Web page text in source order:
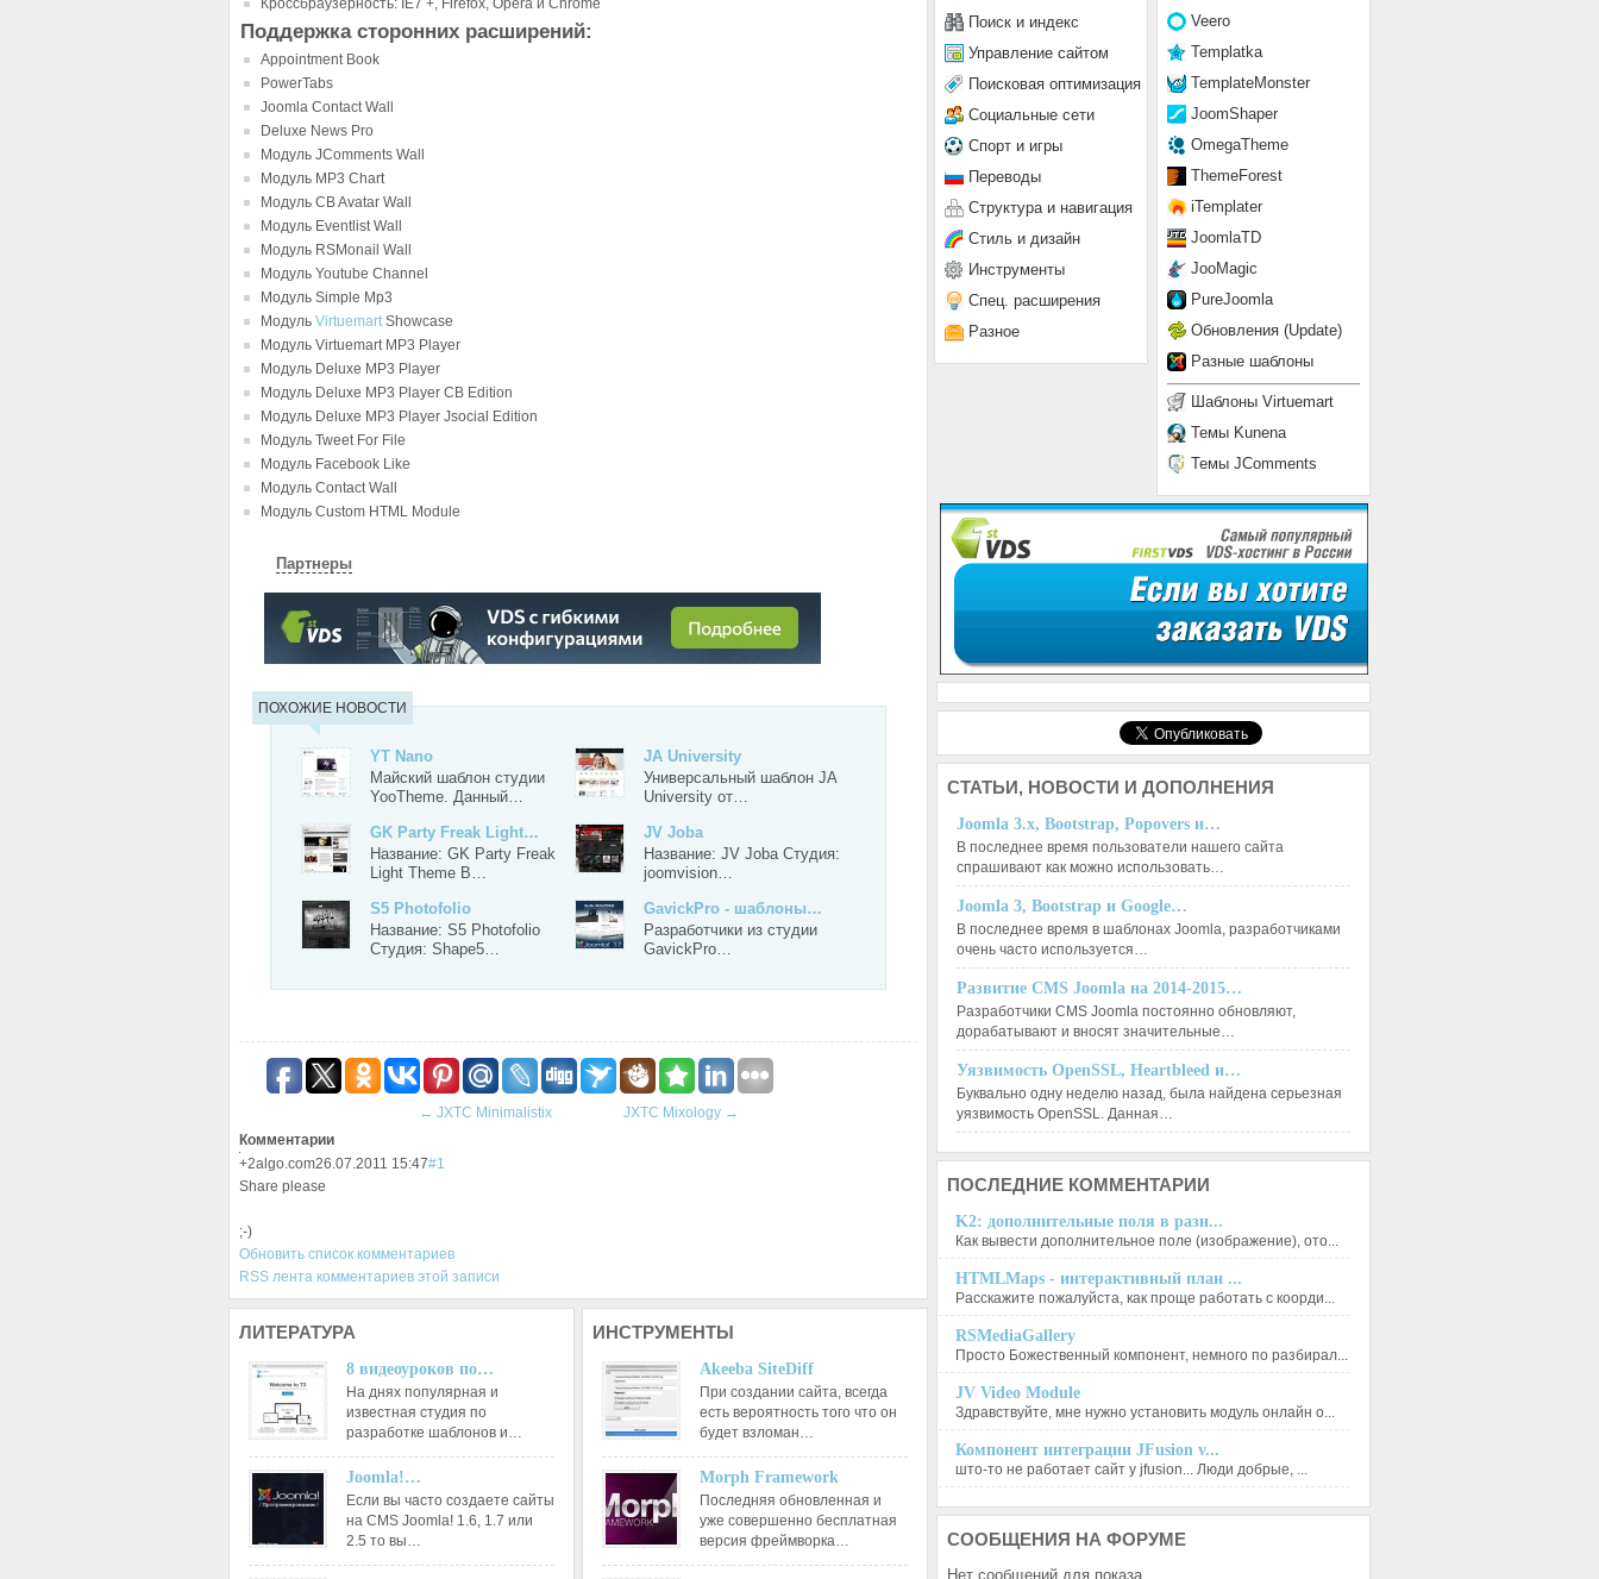
Кроссбраузерность: IE7 +, Firefox, Opera и Chrome
Поддержка сторонних расширений:
Appointment Book
PowerTabs
Joomla Contact Wall
Deluxe News Pro
Модуль JComments Wall
Модуль MP3 Chart
Модуль CB Avatar Wall
Модуль Eventlist Wall
Модуль RSMonail Wall
Модуль Youtube Channel
Модуль Simple Mp3
Модуль VirtuemartShowcase
Модуль Virtuemart MP3 Player
Модуль Deluxe MP3 Player
Модуль Deluxe MP3 Player CB Edition
Модуль Deluxe MP3 Player Jsocial Edition
Модуль Tweet For File
Модуль Facebook Like
Модуль Contact Wall
Модуль Custom HTML Module
Партнеры
ПОХОЖИЕ НОВОСТИ
YT Nano
Майский шаблон студии
YooTheme. Данный…
JA University
Универсальный шаблон JA
University от…
GK Party Freak Light…
Название: GK Party Freak
Light Theme В…
JV Joba
Название: JV Joba Студия:
joomvision…
S5 Photofolio
Название: S5 Photofolio
Студия: Shape5…
GavickPro - шаблоны…
Разработчики из студии
GavickPro…
← JXTC Minimalistix JXTC Mixology →
Комментарии
+2algo.com26.07.2011 15:47#1
Share please
;-)
Обновить список комментариев
RSS лента комментариев этой записи
ЛИТЕРАТУРА
8 видеоуроков по…
На днях популярная и
известная студия по
разработке шаблонов и…
Joomla!…
Если вы часто создаете сайты
на CMS Joomla! 1.6, 1.7 или
2.5 то вы…
ИНСТРУМЕНТЫ
Akeeba SiteDiff
При создании сайта, всегда
есть вероятность того что он
будет взломан…
Morph Framework
Последняя обновленная и
уже совершенно бесплатная
версия фреймворка…
Veero
Templatka
TemplateMonster
JoomShaper
OmegaTheme
ThemeForest
iTemplater
JoomlaTD
JooMagic
PureJoomla
Обновления (Update)
Разные шаблоны
Шаблоны Virtuemart
Темы Kunena
Темы JComments
Поиск и индекс
Управление сайтом
Поисковая оптимизация
Социальные сети
Спорт и игры
Переводы
Структура и навигация
Стиль и дизайн
Инструменты
Спец. расширения
Разное
СТАТЬИ, НОВОСТИ И ДОПОЛНЕНИЯ
Joomla 3.x, Bootstrap, Popovers и…
В последнее время пользователи нашего сайта
спрашивают как можно использовать…
Joomla 3, Bootstrap и Google…
В последнее время в шаблонах Joomla, разработчиками
очень часто используется…
Развитие CMS Joomla на 2014-2015…
Разработчики CMS Joomla постоянно обновляют,
дорабатывают и вносят значительные…
Уязвимость OpenSSL, Heartbleed и…
Буквально одну неделю назад, была найдена серьезная
уязвимость OpenSSL. Данная…
ПОСЛЕДНИЕ КОММЕНТАРИИ
K2: дополнительные поля в разн...
Как вывести дополнительное поле (изображение), ото...
HTMLMaps - интерактивный план ...
Расскажите пожалуйста, как проще работать с коорди...
RSMediaGallery
Просто Божественный компонент, немного по разбирал...
JV Video Module
Здравствуйте, мне нужно установить модуль онлайн о...
Компонент интеграции JFusion v...
што-то не работает сайт у jfusion... Люди добрые, ...
СООБЩЕНИЯ НА ФОРУМЕ
Нет сообщений для показа